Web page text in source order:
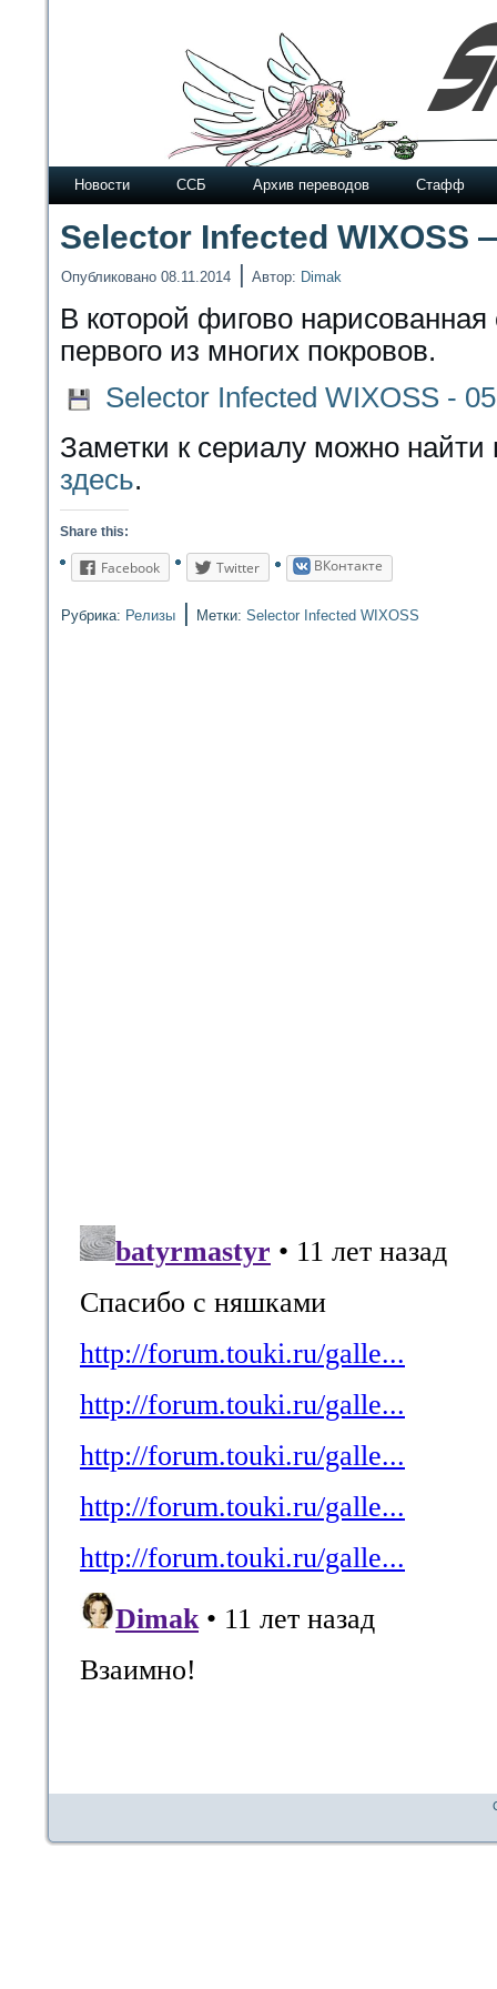
Новости ССБ Архив переводов Стафф
Selector Infected WIXOSS
Опубликовано 08.11.2014 | Автор: Dimak
В которой фигово
первого из многих покровов.
Selector Infected WIXOSS - 05
Заметки к сериалу можно
здесь.
Share this:
Facebook Twitter ВКонтакте
Рубрика: Релизы | Метки: Selector Infected WIXOSS